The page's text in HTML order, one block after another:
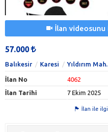
İlan videosunu
57.000
Balıkesir Karesi Yıldırım Mah.
İlan No
4062
İlan Tarihi
7 Ekim 2025
İlan ile